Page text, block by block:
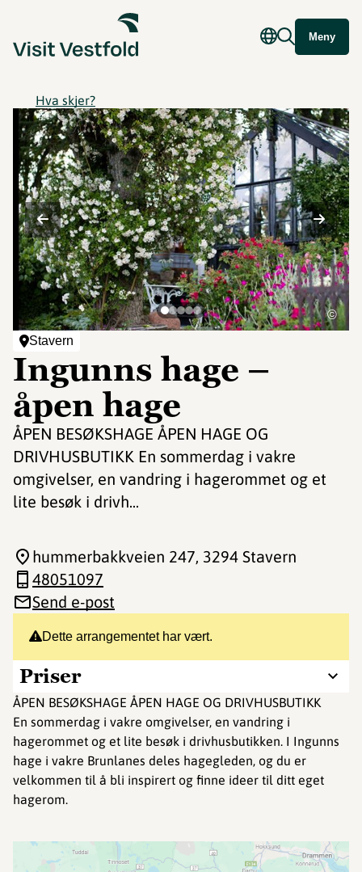
Meny
Hva skjer?
Stavern
Ingunns hage –
åpen hage
ÅPEN BESØKSHAGE ÅPEN HAGE OG
DRIVHUSBUTIKK En sommerdag i vakre
omgivelser, en vandring i hagerommet og et
lite besøk i drivh...
©
Dette arrangementet har vært.
Priser
ÅPEN BESØKSHAGE ÅPEN HAGE OG DRIVHUSBUTIKK
En sommerdag i vakre omgivelser, en vandring i
hagerommet og et lite besøk i drivhusbutikken. I Ingunns
hage i vakre Brunlanes deles hagegleden, og du er
velkommen til å bli inspirert og finne ideer til ditt eget
hagerom.
hummerbakkveien 247, 3294 Stavern
48051097
Send e-post